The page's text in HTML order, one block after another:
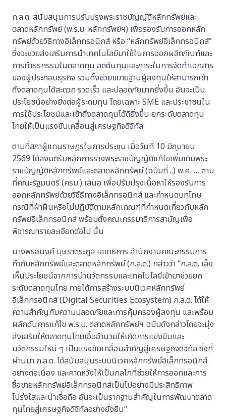
ก.ล.ต. สนับสนุนการปรับปรุงพระราชบัญญัติหลักทรัพย์และ
ตลาดหลักทรัพย์ (พ.ร.บ. หลักทรัพย์ฯ) เพื่อรองรับการออกหลัก
ทรัพย์ด้วยวิธีทางอิเล็กทรอนิกส์ หรือ “หลักทรัพย์อิเล็กทรอนิกส์”
ซึ่งจะช่วยส่งเสริมการนำเทคโนโลยีมาใช้ในการออกผลิตภัณฑ์และ
การทำธุรกรรมในตลาดทุน ลดต้นทุนและภาระในการจัดทำเอกสาร
ของผู้ประกอบธุรกิจ รวมทั้งช่วยขยายฐานผู้ลงทุนให้สามารถเข้า
ถึงตลาดทุนได้สะดวก รวดเร็ว และปลอดภัยมากยิ่งขึ้น อันจะเป็น
ประโยชน์อย่างยิ่งต่อผู้ระดมทุน โดยเฉพาะ SME และประชาชนใน
การใช้ประโยชน์และเข้าถึงตลาดทุนได้ดียิ่งขึ้น ยกระดับตลาดทุน
ไทยให้เป็นแรงขับเคลื่อนสู่เศรษฐกิจดิจิทัล
ตามที่สภาผู้แทนราษฎรในการประชุม เมื่อวันที่ 10 มิถุนายน
2569 ได้ลงมติรับหลักการร่างพระราชบัญญัติแก้ไขเพิ่มเติมพระ
ราชบัญญัติหลักทรัพย์และตลาดหลักทรัพย์ (ฉบับที่ ..) พ.ศ. … ตาม
ที่คณะรัฐมนตรี (ครม.) เสนอ เพื่อปรับปรุงเนื้อหาให้รองรับการ
ออกหลักทรัพย์ด้วยวิซึธีทางอิเล็กทรอนิกส์ และกำหนดบทโทษ
กรณีที่ฝ่าฝืนหรือไม่ปฏิบัติตามหลักเกณฑ์ที่กำหนดเกี่ยวกับหลัก
ทรัพย์อิเล็กทรอนิกส์ พร้อมตั้งคณะกรรมาธิการสามัญเพื่อ
พิจารณารายละเอียดต่อไป นั้น
นางพรอนงค์ บุษราตระกูล เลขาธิการ สำนักงานคณะกรรมการ
กำกับหลักทรัพย์และตลาดหลักทรัพย์ (ก.ล.ต.) กล่าวว่า “ก.ล.ต. เล็ง
เห็นประโยชน์จากการนำนวัตกรรมและเทคโนโลยีเข้ามาช่วยยก
ระดับตลาดทุนไทย ภายใต้การสร้างระบบนิเวศหลักทรัพย์
อิเล็กทรอนิกส์ (Digital Securities Ecosystem) ก.ล.ต. ได้ให้
ความสำคัญกับความปลอดภัยและการคุ้มครองผู้ลงทุน และพร้อม
ผลักดันการแก้ไข พ.ร.บ. ตลาดหลักทรัพย์ฯ ฉบับดังกล่าวโดยจะมุ่ง
ส่งเสริมให้ตลาดทุนไทยเอื้ออำนวยให้เกิดการแข่งขันและ
นวัตกรรมใหม่ ๆ เป็นแรงขับเคลื่อนสำคัญสู่เศรษฐกิจดิจิทัล ซึ่งที่
ผ่านมา ก.ล.ต. ได้สนับสนุนระบบนิเวศหลักทรัพย์อิเล็กทรอนิกส์
อย่างต่อเนื่อง และคาดหวังให้เป็นกลไกที่ช่วยให้การออกและการ
ซื้อขายหลักทรัพย์อิเล็กทรอนิกส์เป็นไปอย่างมีประสิทธิภาพ
โปร่งใสและน่าเชื่อถือ อันจะเป็นรากฐานสำคัญในการพัฒนาตลาด
ทุนไทยสู่เศรษฐกิจดิจิทัลอย่างยั่งยืน”